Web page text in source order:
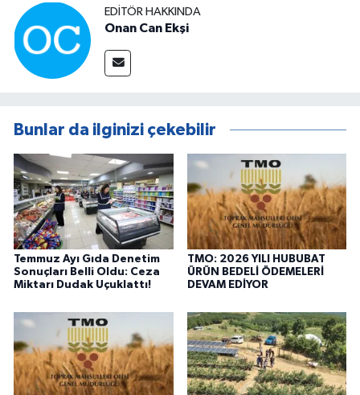
EDITÖR HAKKINDA
Onan Can Ekşi
Bunlar da ilginizi çekebilir
Temmuz Ayı Gıda Denetim
Sonuçları Belli Oldu: Ceza
Miktarı Dudak Uçuklattı!
TMO: 2026 YILI HUBUBAT
ÜRÜN BEDELİ ÖDEMELERİ
DEVAM EDİYOR